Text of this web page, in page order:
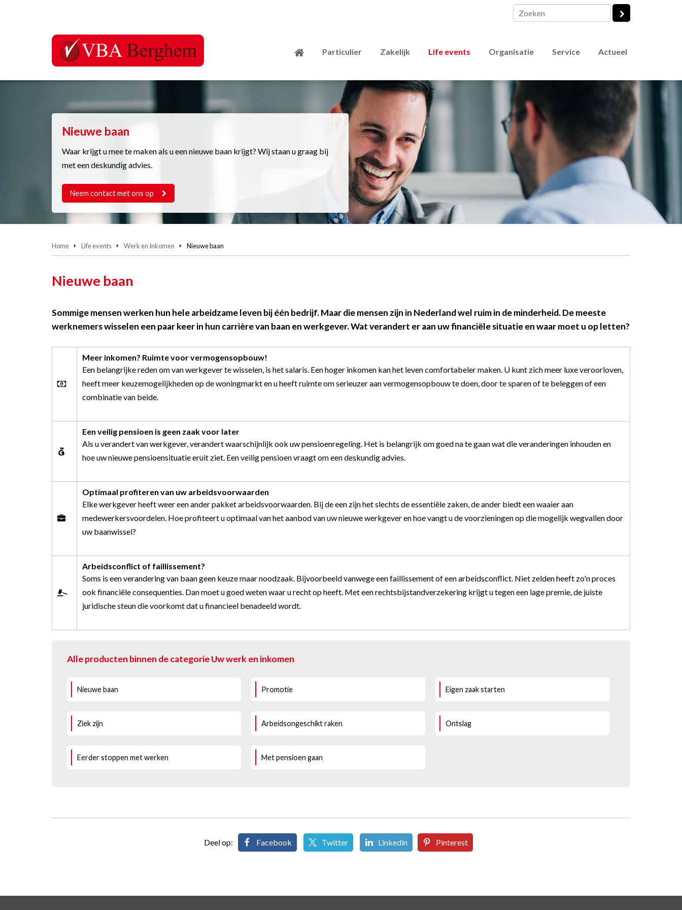
Particulier Zakelijk Life events Organisatie Service Actueel
Nieuwe baan
Waar krijgt u mee te maken als u een nieuwe baan krijgt? Wij staan u graag bij
met een deskundig advies.
Neem contact met ons op
Home Life events Werk en Inkomen Nieuwe baan
Nieuwe baan
Sommige mensen werken hun hele arbeidzame leven bij één bedrijf. Maar die mensen zijn in Nederland wel ruim in de minderheid. De meeste
werknemers wisselen een paar keer in hun carrière van baan en werkgever. Wat verandert er aan uw financiële situatie en waar moet u op letten?
Meer inkomen? Ruimte voor vermogensopbouw!
Een belangrijke reden om van werkgever te wisselen, is het salaris. Een hoger inkomen kan het leven comfortabeler maken. U kunt zich meer luxe veroorloven,
heeft meer keuzemogelijkheden op de woningmarkt en u heeft ruimte om serieuzer aan vermogensopbouw te doen, door te sparen of te beleggen of een
combinatie van beide.
Een veilig pensioen is geen zaak voor later
Als u verandert van werkgever, verandert waarschijnlijk ook uw pensioenregeling. Het is belangrijk om goed na te gaan wat die veranderingen inhouden en
hoe uw nieuwe pensioensituatie eruit ziet. Een veilig pensioen vraagt om een deskundig advies.
Optimaal profiteren van uw arbeidsvoorwaarden
Elke werkgever heeft weer een ander pakket arbeidsvoorwaarden. Bij de een zijn het slechts de essentiële zaken, de ander biedt een waaier aan
medewerkersvoordelen. Hoe profiteert u optimaal van het aanbod van uw nieuwe werkgever en hoe vangt u de voorzieningen op die mogelijk wegvallen door
uw baanwissel?
Arbeidsconflict of faillissement?
Soms is een verandering van baan geen keuze maar noodzaak. Bijvoorbeeld vanwege een faillissement of een arbeidsconflict. Niet zelden heeft zo'n proces
ook financiële consequenties. Dan moet u goed weten waar u recht op heeft. Met een rechtsbijstandverzekering krijgt u tegen een lage premie, de juiste
juridische steun die voorkomt dat u financieel benadeeld wordt.
Alle producten binnen de categorie Uw werk en inkomen
Nieuwe baan Promotie Eigen zaak starten
Ziek zijn Arbeidsongeschikt raken Ontslag
Eerder stoppen met werken Met pensioen gaan
Deel op: Facebook Twitter Linkedin Pinterest